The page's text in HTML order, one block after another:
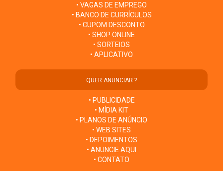
• VAGAS DE EMPREGO
• BANCO DE CURRÍCULOS
• CUPOM DESCONTO
• SHOP ONLINE
• SORTEIOS
• APLICATIVO
QUER ANUNCIAR ?
• PUBLICIDADE
• MÍDIA KIT
• PLANOS DE ANÚNCIO
• WEB SITES
• DEPOIMENTOS
• ANUNCIE AQUI
• CONTATO